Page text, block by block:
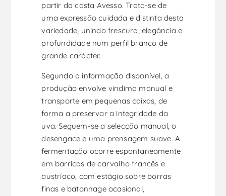
partir da casta Avesso. Trata-se de
uma expressão cuidada e distinta desta
variedade, unindo frescura, elegância e
profundidade num perfil branco de
grande carácter.
Segundo a informação disponível, a
produção envolve vindima manual e
transporte em pequenas caixas, de
forma a preservar a integridade da
uva. Seguem-se a selecção manual, o
desengace e uma prensagem suave. A
fermentação ocorre espontaneamente
em barricas de carvalho francês e
austríaco, com estágio sobre borras
finas e batonnage ocasional,